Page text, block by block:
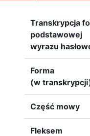
Transkrypcja
podstawowej
wyrazu
Forma
(w
Część mowy
Fleksem